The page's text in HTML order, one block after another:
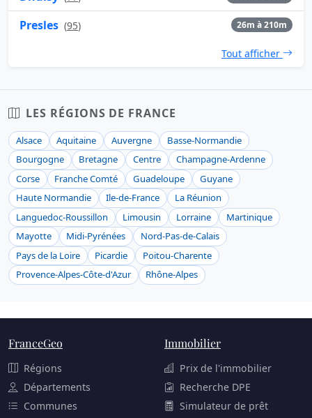
Presles (95) 26m à 210m
Tout afficher
LES RÉGIONS DE FRANCE
Alsace Aquitaine Auvergne
Basse-Normandie
Bourgogne
Bretagne Centre
Champagne-Ardenne
Corse
Franche Comté Guadeloupe
Guyane
Haute Normandie
Ile-de-France
La Réunion
Languedoc-Roussillon
Limousin Lorraine
Martinique
Mayotte
Midi-Pyrénées
Nord-Pas-de-Calais
Pays de la Loire
Picardie
Poitou-Charente
Provence-Alpes-Côte-d'Azur
Rhône-Alpes
FranceGeo
Régions
Départements
Communes
Immobilier
Prix de l'immobilier
Recherche DPE
Simulateur de prêt